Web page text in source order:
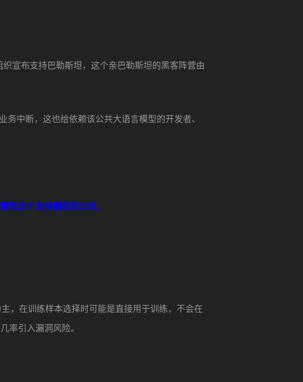
宣布支持巴勒斯坦，这个亲巴勒斯坦的黑客阵营由
中断，这也给依赖该公共大语言模型的开发者、
告这个支持霸权的公司。
，在训练样本选择时可能是直接用于训练，不会在
率引入漏洞风险。